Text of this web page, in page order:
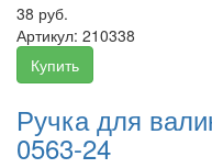
38 руб.
Артикул: 210338
Купить
Ручка для
0563-24